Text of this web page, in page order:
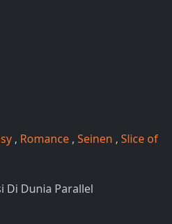
, Romance , Seinen , Slice of
Di Dunia Parallel